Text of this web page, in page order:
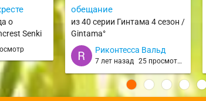
о
Senki
обещание
из 40 серии Гинтама 4 сезон /
Gintama°
Риконтесса Вальд
7 лет назад 25 просмотров